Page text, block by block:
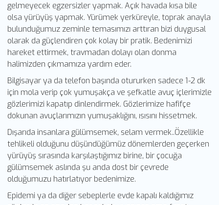
gelmeyecek egzersizler yapmak. Açık havada kısa bile
olsa yürüyüş yapmak. Yürümek yerküreyle, toprak anayla
bulunduğumuz zeminle temasımızı arttıran bizi duygusal
olarak da güçlendiren çok kolay bir pratik. Bedenimizi
hareket ettirmek, travmadan dolayı olan donma
halimizden çıkmamıza yardım eder.
Bilgisayar ya da telefon başında otururken sadece 1-2 dk
için mola verip çok yumuşakça ve şefkatle avuç içlerimizle
gözlerimizi kapatıp dinlendirmek. Gözlerimize hafifçe
dokunan avuçlarımızın yumuşaklığını, ısısını hissetmek.
Dışarıda insanlara gülümsemek, selam vermek..Özellikle
tehlikeli olduğunu düşündüğümüz dönemlerden geçerken
yürüyüş sırasında karşılaştığımız birine, bir çocuğa
gülümsemek aslında şu anda dost bir çevrede
olduğumuzu hatırlatıyor bedenimize.
Epidemi ya da diğer sebeplerle evde kapalı kaldığımız